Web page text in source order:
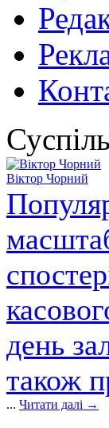
Віктор Чорний
день
також
... Читати далі →